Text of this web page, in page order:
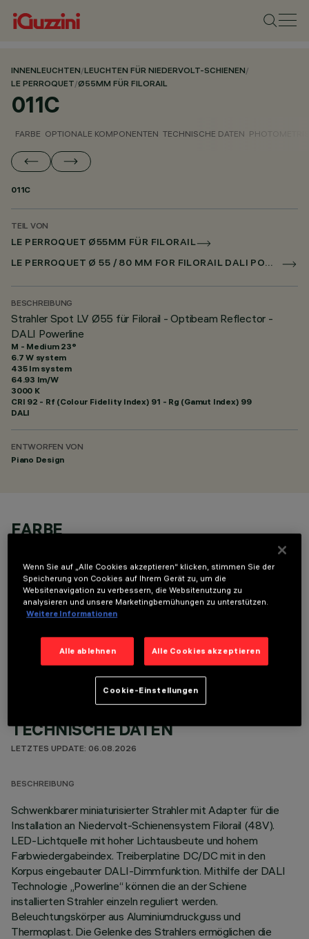
INNENLEUCHTEN/LEUCHTEN FÜR NIEDERVOLT-SCHIENEN/
LE PERROQUET/Ø55MM FÜR FILORAIL
011C
FARBE OPTIONALE KOMPONENTEN TECHNISCHE DATEN
011C
TEIL VON
LE PERROQUET Ø55MM FÜR FILORAIL
LE PERROQUET Ø 55 / 80 MM FOR FILORAIL DALI POWERLINE
BESCHREIBUNG
Strahler Spot LV Ø55 für Filorail - Optibeam Reflector -
DALI Powerline
M - Medium 23°
6.7 W system
435 lm system
64.93 lm/W
3000 K
CRI 92 - Rf (Colour Fidelity Index) 91 - Rg (Gamut Index) 99
DALI
ENTWORFEN VON
Piano Design
FARBE
TECHNISCHE DATEN
LETZTES UPDATE: 06.08.2026
BESCHREIBUNG
Schwenkbarer miniaturisierter Strahler mit Adapter für die
Installation an Niedervolt-Schienensystem Filorail (48V).
LED-Lichtquelle mit hoher Lichtausbeute und hohem
Farbwiedergabeindex. Treiberplatine DC/DC mit in den
Korpus eingebauter DALI-Dimmfunktion. Mithilfe der DALI
Technologie „Powerline“ können die an der Schiene
installierten Strahler einzeln reguliert werden.
Beleuchtungskörper aus Aluminiumdruckguss und
Thermoplast. Die Gelenke des Strahlers ermöglichen die
Wenn Sie auf „Alle Cookies akzeptieren“ klicken, stimmen Sie der
Speicherung von Cookies auf Ihrem Gerät zu, um die
Websitenavigation zu verbessern, die Websitenutzung zu
analysieren und unsere Marketingbemühungen zu unterstützen.
Weitere Informationen
Alle ablehnen Alle Cookies akzeptieren
Cookie-Einstellungen